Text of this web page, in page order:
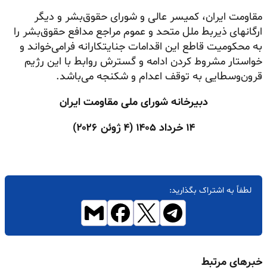
مقاومت ایران، کمیسر عالی و شورای حقوق‌بشر و دیگر
ارگانهای ذیربط ملل متحد و عموم مراجع مدافع حقوق‌بشر را
به محکومیت قاطع این اقدامات جنایتکارانه فرامی‌خواند و
خواستار مشروط کردن ادامه و گسترش روابط با این رژیم
قرون‌وسطایی به توقف اعدام و شکنجه می‌باشد.
دبیرخانه شورای ملی مقاومت ایران
۱۴ خرداد ۱۴۰۵ (
۴ ژوئن ۲۰۲۶)
لطفاً به اشتراک بگذارید:
خبرهای مرتبط